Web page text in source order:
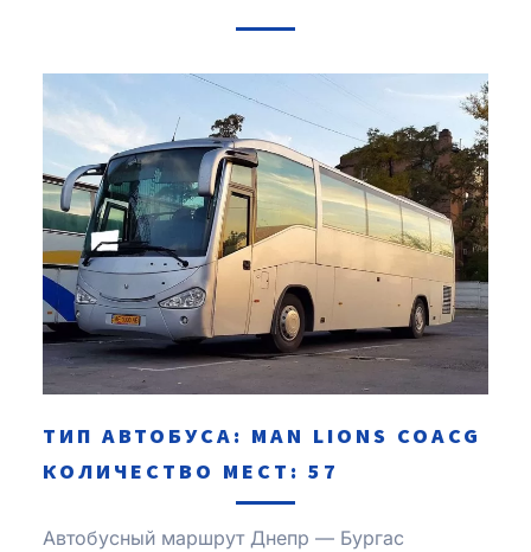
ТИП АВТОБУСА: MAN LІONS COACG
КОЛИЧЕСТВО МЕСТ: 57
Автобусный маршрут Днепр — Бургас